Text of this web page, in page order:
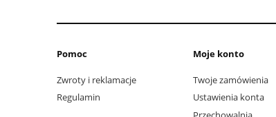
Pomoc
Zwroty i reklamacje
Regulamin
Moje konto
Twoje zamówienia
Ustawienia konta